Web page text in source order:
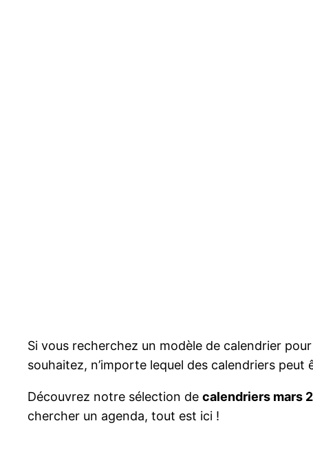
Si vous recherchez un modèle de calendrier
souhaitez, n’importe lequel des calendriers peut
Découvrez notre sélection de calendriers mars
chercher un agenda, tout est ici !